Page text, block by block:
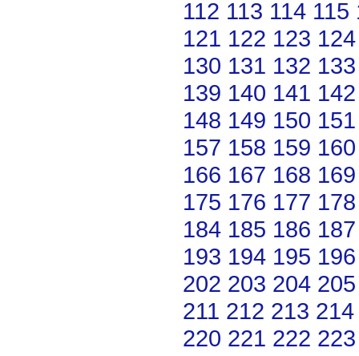
112 113 114 115
121 122 123 124
130 131 132 133
139 140 141 142
148 149 150 151
157 158 159 160
166 167 168 169
175 176 177 178
184 185 186 187
193 194 195 196
202 203 204 205
211 212 213 214
220 221 222 223